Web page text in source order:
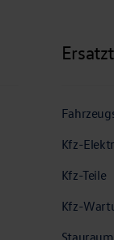
Kfz-
Kfz-Teile
Kfz-